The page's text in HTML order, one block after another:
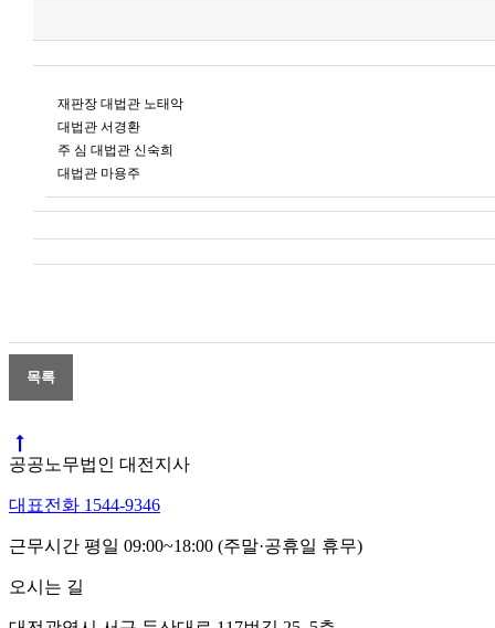
재판장 대법관 노태악
대법관 서경환
주 심 대법관 신숙희
대법관 마용주
공공노무법인 대전지사
대표전화 1544-9346
근무시간 평일 09:00~18:00 (주말·공휴일 휴무)
오시는 길